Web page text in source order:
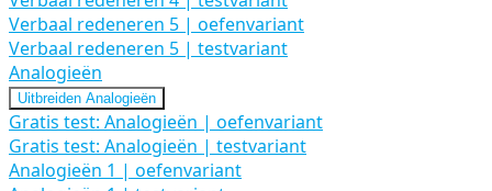
Verbaal redeneren 5 | oefenvariant
Verbaal redeneren 5 | testvariant
Analogieën
Uitbreiden Analogieën
Gratis test: Analogieën | oefenvariant
Gratis test: Analogieën | testvariant
Analogieën 1 | oefenvariant